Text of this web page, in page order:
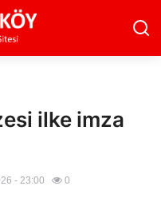
ilke imza
- 23:00 0